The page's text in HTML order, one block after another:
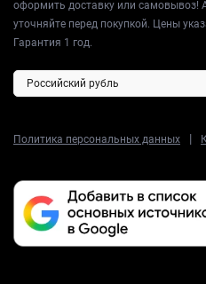
оформить доставку или самовывоз!
уточняйте перед покупкой. Цены
Гарантия 1 год.
Политика персональных данных |